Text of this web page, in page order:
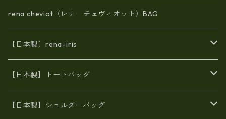
rena cheviot（レナ チェヴィオット）BAG
【日本製〕rena-iris
エナメル（パテント）レザー
牛革製品トート・ショルダー
【日本製】トートバッグ
火山灰染めバッグ
【日本製】ショルダーバッグ